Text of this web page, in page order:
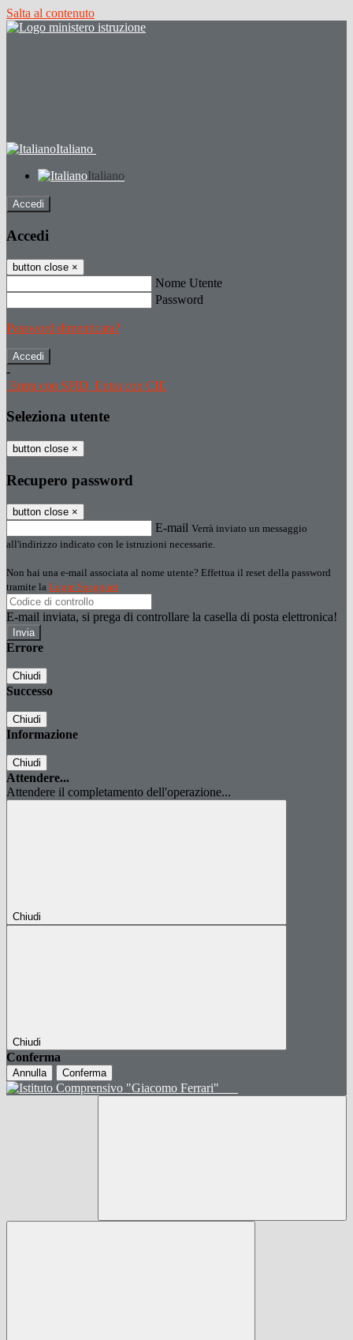
Salta al contenuto
Italiano
Italiano
Accedi
Accedi
button close ×
Nome Utente
Password
Password dimenticata?
-
Entra con SPID Entra con CIE
Seleziona utente
button close ×
Recupero password
button close ×
E-mail Verrà inviato un messaggio
all'indirizzo indicato con le istruzioni necessarie.
Non hai una e-mail associata al nome utente? Effettua il reset della password
tramite la Login Spaggiari
E-mail inviata, si prega di controllare la casella di posta elettronica!
Errore
Chiudi
Successo
Chiudi
Informazione
Chiudi
Attendere...
Attendere il completamento dell'operazione...
Chiudi
Chiudi
Conferma
Annulla Conferma